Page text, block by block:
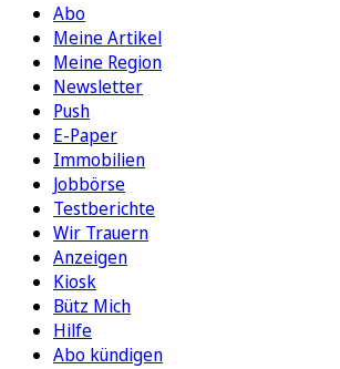
Abo
Meine Artikel
Meine Region
Newsletter
Push
E-Paper
Immobilien
Jobbörse
Testberichte
Wir Trauern
Anzeigen
Kiosk
Bütz Mich
Hilfe
Abo kündigen